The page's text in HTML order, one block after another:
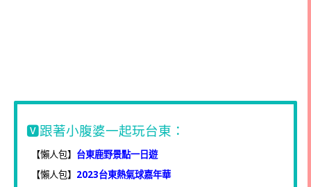
🆅跟著小腹婆一起玩台東：
【懶人包】 台東鹿野景點一日遊
【懶人包】 2023台東熱氣球嘉年華